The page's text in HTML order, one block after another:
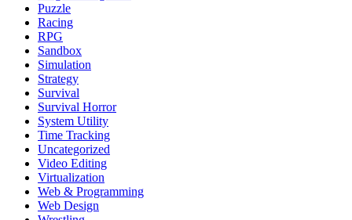
Puzzle
Racing
RPG
Sandbox
Simulation
Strategy
Survival
Survival Horror
System Utility
Time Tracking
Uncategorized
Video Editing
Virtualization
Web & Programming
Web Design